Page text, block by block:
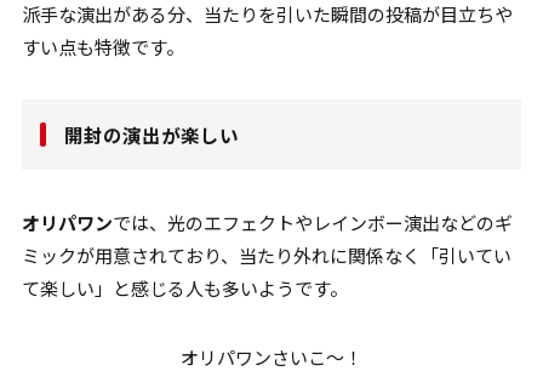
派手な演出がある分、当たりを引いた瞬間の投稿が目立ちや
すい点も特徴です。
開封の演出が楽しい
オリパワンでは、光のエフェクトやレインボー演出などのギ
ミックが用意されており、当たり外れに関係なく「引いてい
て楽しい」と感じる人も多いようです。
オリパワンさいこ〜！